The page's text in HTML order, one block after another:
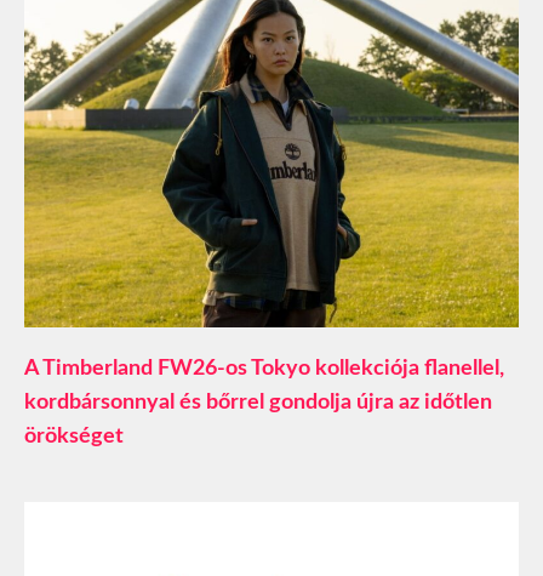
A Timberland FW26-os Tokyo kollekciója flanellel,
kordbársonnyal és bőrrel gondolja újra az időtlen
örökséget